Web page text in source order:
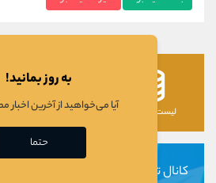
لیست رمزارزها لیست سهام ها
کانال تلگرام
به روز بمانید!
آیا می‌خواهید از آخرین اخبار
حتما